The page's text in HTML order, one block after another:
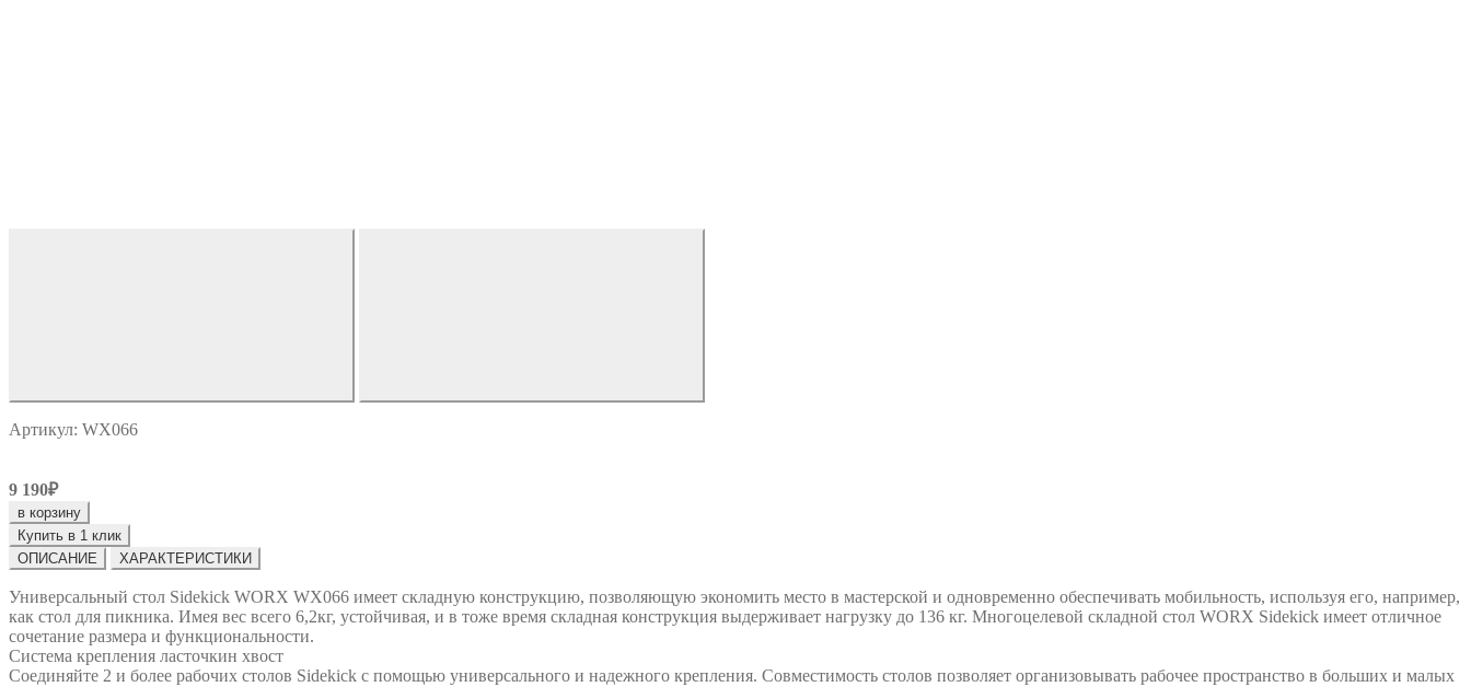
Артикул: WX066
9 190₽
в корзину
Купить в 1 клик
ОПИСАНИЕ
ХАРАКТЕРИСТИКИ
Универсальный стол Sidekick WORX WX066 имеет складную конструкцию, позволяющую экономить место в мастерской и одновременно обеспечивать мобильность, используя его, например,
как стол для пикника. Имея вес всего 6,2кг, устойчивая, и в тоже время складная конструкция выдерживает нагрузку до 136 кг. Многоцелевой складной стол WORX Sidekick имеет отличное
сочетание размера и функциональности.
Система крепления ласточкин хвост
Соединяйте 2 и более рабочих столов Sidekick с помощью универсального и надежного крепления. Совместимость столов позволяет организовывать рабочее пространство в больших и малых